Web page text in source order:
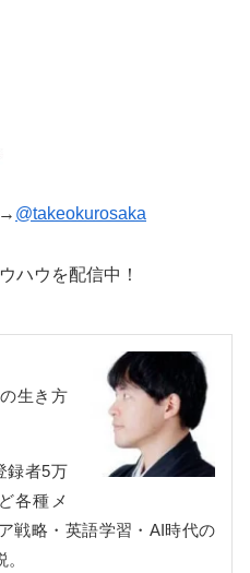
@takeokurosaka
ハウを配信中！
生き方
録者5万
各種メ
戦略・英語学習・AI時代の